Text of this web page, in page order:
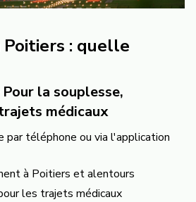
Poitiers : quelle
la souplesse,
médicaux
par téléphone ou via l'application
à Poitiers et alentours
les trajets médicaux